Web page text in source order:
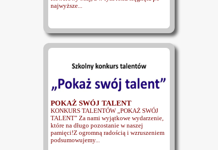
najwyższe...
POKAŻ SWÓJ TALENT
KONKURS TALENTÓW „POKAŻ SWÓJ
TALENT” Za nami wyjątkowe wydarzenie,
które na długo pozostanie w naszej
pamięci!Z ogromną radością i wzruszeniem
podsumowujemy...